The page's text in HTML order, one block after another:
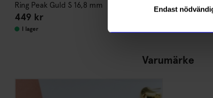
Endast
Ring Peak Guld S 16,8 mm
449 kr
I lager
Ring Peak
Varumärke